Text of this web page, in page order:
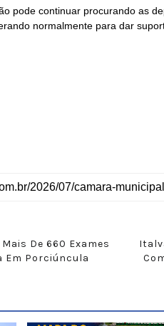
pode continuar procurando as
normalmente para dar
De 660 Exames
Em Porciúncula